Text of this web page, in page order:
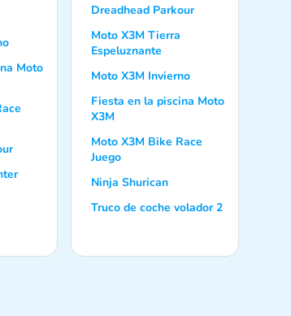
Moto
Dreadhead Parkour
Moto X3M Tierra
Espeluznante
Moto X3M Invierno
Fiesta en la piscina Moto
X3M
Moto X3M Bike Race
Juego
Ninja Shurican
Truco de coche volador 2